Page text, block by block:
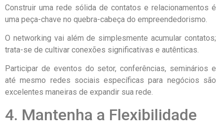
Construir uma rede sólida de contatos e relacionamentos é
uma peça-chave no quebra-cabeça do empreendedorismo.
O networking vai além de simplesmente acumular contatos;
trata-se de cultivar conexões significativas e autênticas.
Participar de eventos do setor, conferências, seminários e
até mesmo redes sociais específicas para negócios são
excelentes maneiras de expandir sua rede.
4. Mantenha a Flexibilidade